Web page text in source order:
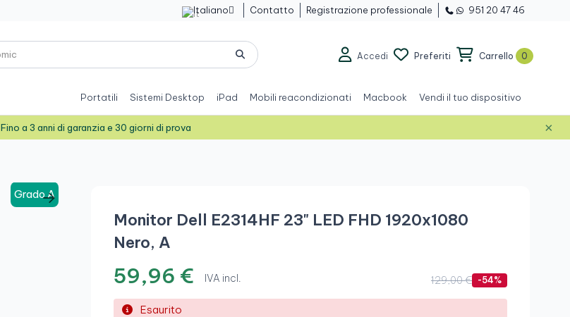
Italiano  Contatto Registrazione professionale 951 20 47 46
Accedi Preferiti Carrello 0
Portatili Sistemi Desktop iPad Mobili reacondizionati Macbook Vendi il tuo dispositivo
Fino a 3 anni di garanzia e 30 giorni di prova ×
Grado A
Monitor Dell E2314HF 23" LED FHD 1920x1080
Nero, A
59,96 € IVA incl. 129,00 € -54%
Esaurito